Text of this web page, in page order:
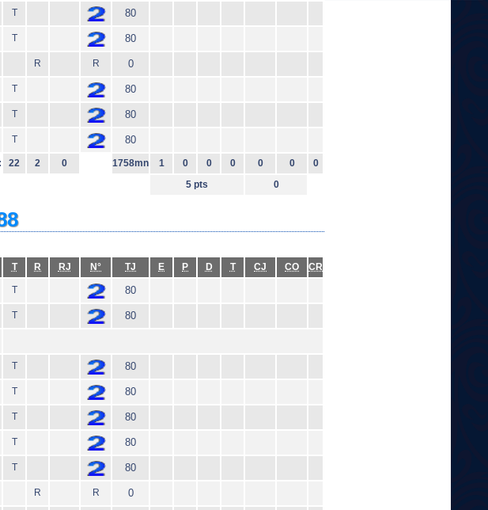
T 80
T 80
R R 0
T 80
T 80
T 80
22 2 0 1758mn 1 0 0 0 0 0
0
5 pts
0
T R RJ N° TJ E P D T CJ CO CR
T 80
T 80
T 80
T 80
T 80
T 80
T 80
R R 0